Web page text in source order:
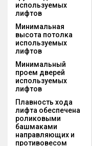
используемых
лифтов
Минимальная
высота потолка
используемых
лифтов
Минимальный
проем дверей
используемых
лифтов
Плавность хода
лифта обеспечена
роликовыми
башмаками
направляющих и
противовесом